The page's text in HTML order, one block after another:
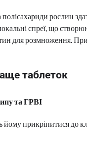
рослин
спреї, що
для розмноження.
таблеток
та ГРВІ
прикріпитися до